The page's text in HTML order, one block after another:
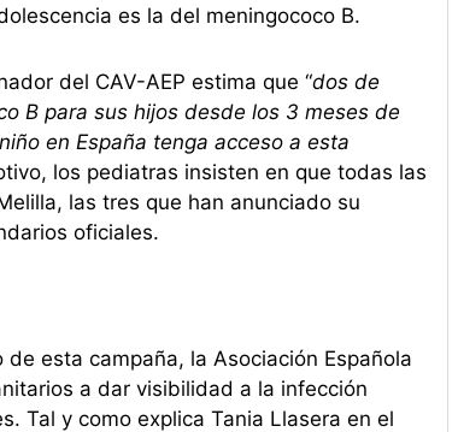
es la del meningococo B.
del CAV-AEP estima que “dos de
B para sus hijos desde los 3 meses de
en España tenga acceso a esta
los pediatras insisten en que todas las
las tres que han anunciado su
oficiales.
esta campaña, la Asociación Española
a dar visibilidad a la infección
Tal y como explica Tania Llasera en el